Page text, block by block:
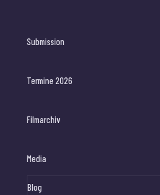
Submission
Termine 2026
Filmarchiv
Media
Blog